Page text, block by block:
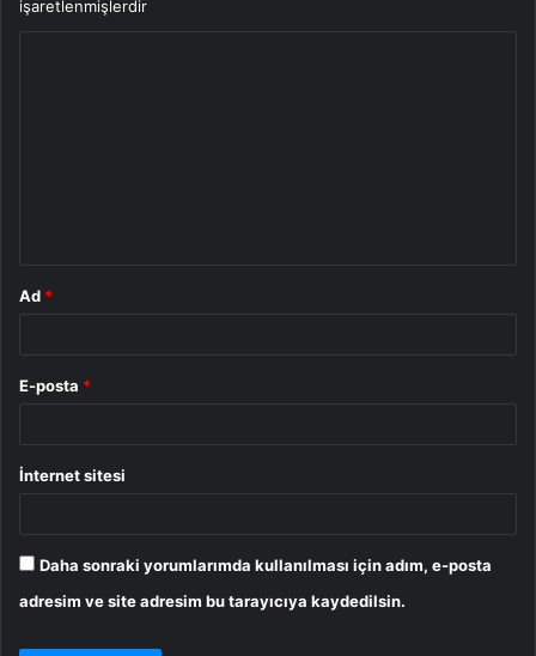
işaretlenmişlerdir
Ad *
E-posta *
İnternet sitesi
Daha sonraki yorumlarımda kullanılması için adım, e-posta
adresim ve site adresim bu tarayıcıya kaydedilsin.